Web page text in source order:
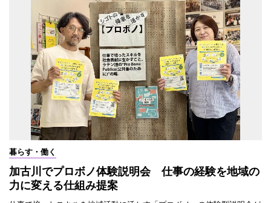
暮らす・働く
加古川でプロボノ体験説明会 仕事の経験を地域の
力に変える仕組み提案